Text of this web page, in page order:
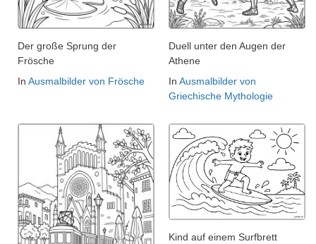
Der große Sprung der
Frösche
In Ausmalbilder von Frösche
Duell unter den Augen der
Athene
In Ausmalbilder von
Griechische Mythologie
Kind auf einem Surfbrett